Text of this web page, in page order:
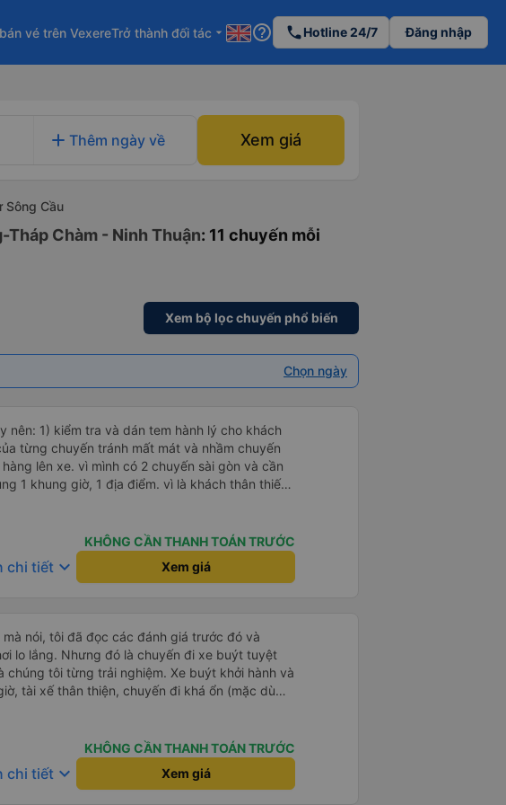
vé trên VexereTrở thành đối tác arrow_drop_down help_outline phoneHotline 24/7 Đăng nhập
add Thêm ngày về Xem giá
Sông Cầu
Tháp Chàm - Ninh Thuận: 11 chuyến mỗi
Xem bộ lọc chuyến phổ biến
Chọn ngày
hành lý cho khách
từng chuyến tránh mất mát và nhầm chuyến
lên xe. vì mình có 2 chuyến sài gòn và cần
giờ, 1 địa điểm. vì là khách thân thiết
ty nên rất hài lòng và tin tưởng. tuy nhiên rất
triển. 2) đồng nhất về cách giao tiếp
nhàng, chu đáo nữa thì chắc chắn quy công ty
yêu thích và lựa chọn số 1 quy nhơn. rất cảm
KHÔNG CẦN THANH TOÁN TRƯỚC
chi tiết keyboard_arrow_down Xem giá
mà nói, tôi đã đọc các đánh giá trước đó và
lo lắng. Nhưng đó là chuyến đi xe buýt tuyệt
chúng tôi từng trải nghiệm. Xe buýt khởi hành và
tài xế thân thiện, chuyến đi khá ổn (mặc dù
nhưng đó là đặc trưng của Việt Nam ^^), và chỗ
KHÔNG CẦN THANH TOÁN TRƯỚC
chi tiết keyboard_arrow_down Xem giá